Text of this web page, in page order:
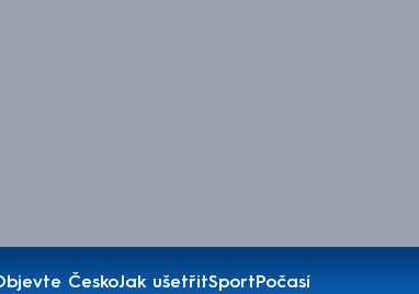
ČeskoJak ušetřitSportPočasí